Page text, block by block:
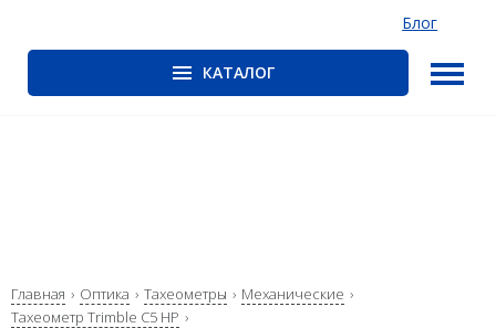
Блог
КАТАЛОГ
Spectra Precision
Главная Оптика Тахеометры
Механические
Тахеометр Trimble С5 HP